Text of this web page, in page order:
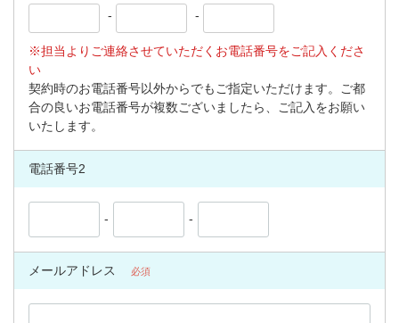
- -
※担当よりご連絡させていただくお電話番号をご記入くださ
い
契約時のお電話番号以外からでもご指定いただけます。ご都
合の良いお電話番号が複数ございましたら、ご記入をお願い
いたします。
電話番号2
- -
メールアドレス 必須